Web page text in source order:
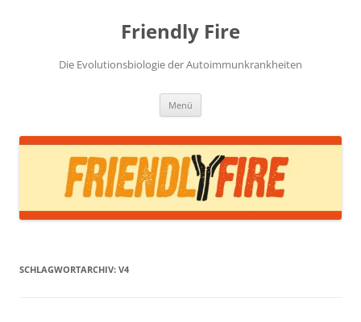
Friendly Fire
Die Evolutionsbiologie der Autoimmunkrankheiten
Menü
SCHLAGWORTARCHIV: V4